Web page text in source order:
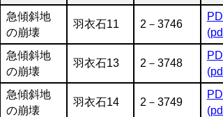
急傾斜地
の崩壊
羽衣石11 2－3746
急傾斜地
の崩壊
羽衣石13 2－3748
急傾斜地
の崩壊
羽衣石14 2－3749